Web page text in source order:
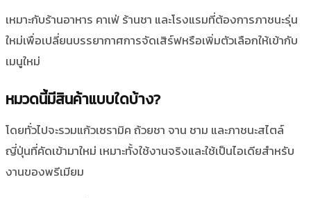
เหมาะกับร้านอาหาร คาเฟ่ ร้านชา และโรงแรมที่ต้องการภาชนะรุ่น
ใหม่เพื่อเปลี่ยนบรรยากาศการจัดเสิร์ฟหรือเพิ่มตัวเลือกให้เข้ากับ
เมนูใหม่
หมวดนี้มีสินค้าแบบใดบ้าง?
โดยทั่วไปจะรวมแก้วเซรามิค ถ้วยชา จาน ชาม และภาชนะสไตล์
ญี่ปุ่นที่คัดเข้ามาใหม่ เหมาะทั้งใช้งานจริงและใช้เป็นไอเดียสำหรับ
งานของพรีเมียม